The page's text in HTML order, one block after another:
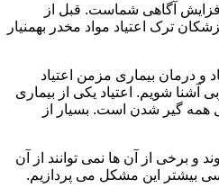
آگاهی شماست. قبل از
ترک اعتیاد مواد مخدر بهمنیار
و درمان بیماری مزمن اعتیاد
خوبی آشنا شویم. اعتیاد یکی از بیماری
همه گیر شدن است. بسیار از
و برخی از آن ها نمی توانند از آن
بیشتر این مشکل می پردازیم.